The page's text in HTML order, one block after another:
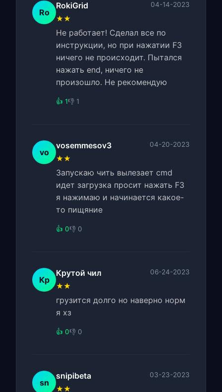
Ro
RokiGrid 04-14-2023
★★
Не работает! Сделал все по
инструкции, но при нажатии F3
ничего не происходит. Пытался
нажать end, ничего не
произошло. Не рекомендую
👍 1👎 1
vo
vosemmesov3 04-20-2023
★★
Запускаю чить вылезает cmd
идет загрузка просит нажать F3
я нажимаю и начинается какое-
то пищяние
👍 0👎 0
Кр
Крутой чил 06-24-2023
★★
грузится долго но наверно норм
я хз
👍 0👎 0
sn
snipibeta 03-23-2023
★★